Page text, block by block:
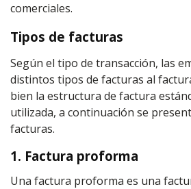
comerciales.
Tipos de facturas
Según el tipo de transacción, las
distintos tipos de facturas al
bien la estructura de factura
utilizada, a continuación se
facturas.
1. Factura proforma
Una factura proforma es una